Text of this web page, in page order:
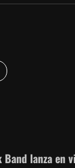
Band lanza en